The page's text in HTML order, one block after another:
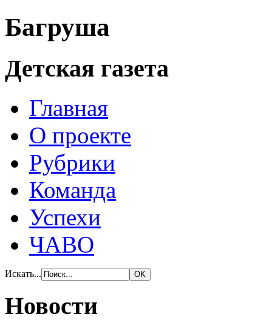
Багруша
Детская газета
Главная
О проекте
Рубрики
Команда
Успехи
ЧАВО
Искать...
Новости